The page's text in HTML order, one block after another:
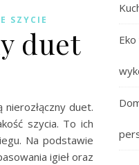
SZYCIE
duet
duet.
szycia. To ich
Na podstawie
igieł oraz